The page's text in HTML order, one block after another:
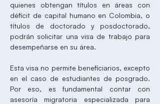
quienes obtengan títulos en áreas con
déficit de capital humano en Colombia, o
títulos de doctorado y posdoctorado,
podrán solicitar una visa de trabajo para
desempeñarse en su área.
Esta visa no permite beneficiarios, excepto
en el caso de estudiantes de posgrado.
Por eso, es fundamental contar con
asesoría migratoria especializada para